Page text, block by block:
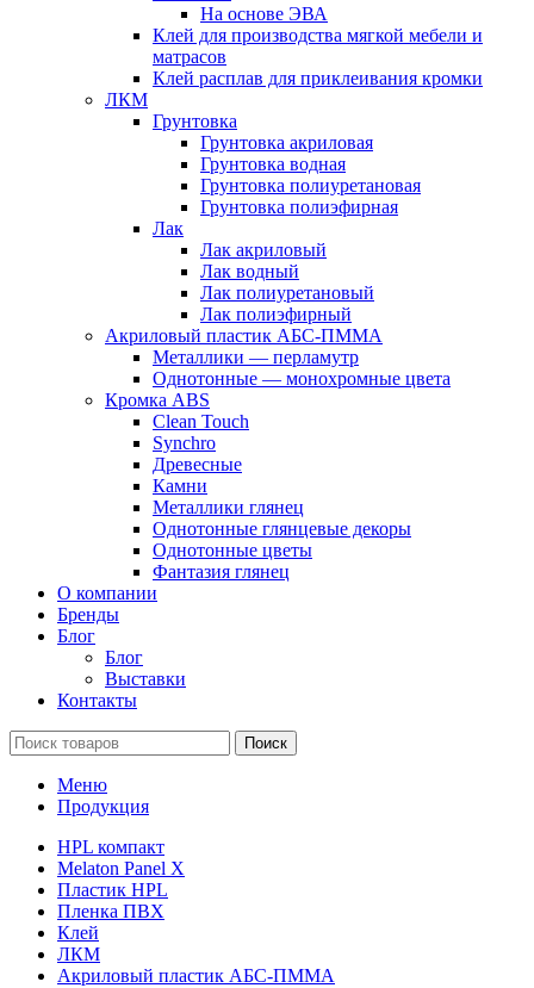
На основе ЭВА
Клей для производства мягкой мебели и
матрасов
Клей расплав для приклеивания кромки
ЛКМ
Грунтовка
Грунтовка акриловая
Грунтовка водная
Грунтовка полиуретановая
Грунтовка полиэфирная
Лак
Лак акриловый
Лак водный
Лак полиуретановый
Лак полиэфирный
Акриловый пластик АБС-ПММА
Металлики — перламутр
Однотонные — монохромные цвета
Кромка ABS
Clean Touch
Synchro
Древесные
Камни
Металлики глянец
Однотонные глянцевые декоры
Однотонные цветы
Фантазия глянец
О компании
Бренды
Блог
Блог
Выставки
Контакты
Поиск
Меню
Продукция
HPL компакт
Melaton Panel X
Пластик HPL
Пленка ПВХ
Клей
ЛКМ
Акриловый пластик АБС-ПММА